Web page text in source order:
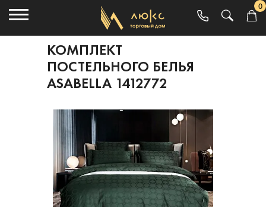
0
КОМПЛЕКТ
ПОСТЕЛЬНОГО БЕЛЬЯ
ASABELLA 1412772